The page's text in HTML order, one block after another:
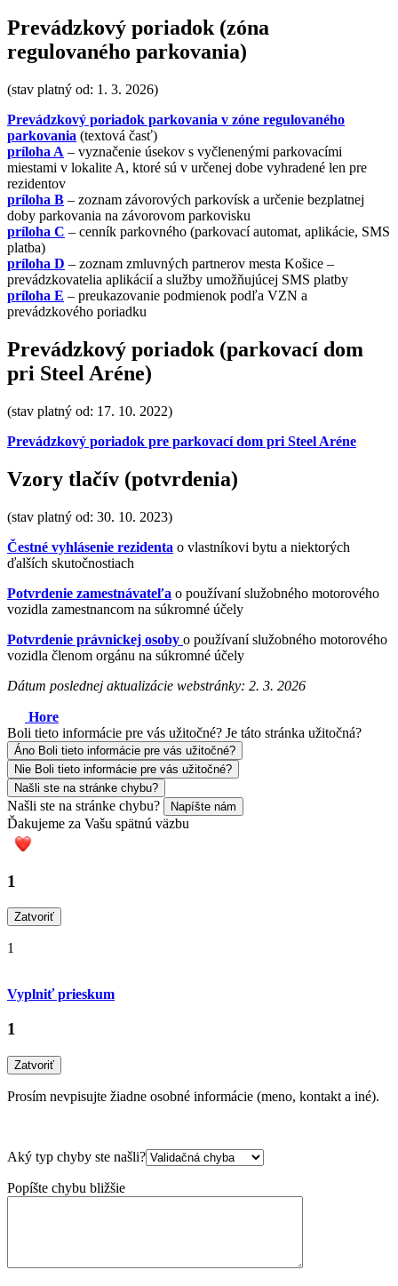
Prevádzkový poriadok (zóna
regulovaného parkovania)
(stav platný od: 1. 3. 2026)
Prevádzkový poriadok parkovania v zóne regulovaného
parkovania (textová časť)
príloha A – vyznačenie úsekov s vyčlenenými parkovacími
miestami v lokalite A, ktoré sú v určenej dobe vyhradené len pre
rezidentov
príloha B – zoznam závorových parkovísk a určenie bezplatnej
doby parkovania na závorovom parkovisku
príloha C – cenník parkovného (parkovací automat, aplikácie, SMS
platba)
príloha D – zoznam zmluvných partnerov mesta Košice –
prevádzkovatelia aplikácií a služby umožňujúcej SMS platby
príloha E – preukazovanie podmienok podľa VZN a
prevádzkového poriadku
Prevádzkový poriadok (parkovací dom
pri Steel Aréne)
(stav platný od: 17. 10. 2022)
Prevádzkový poriadok pre parkovací dom pri Steel Aréne
Vzory tlačív (potvrdenia)
(stav platný od: 30. 10. 2023)
Čestné vyhlásenie rezidenta o vlastníkovi bytu a niektorých
ďalších skutočnostiach
Potvrdenie zamestnávateľa o používaní služobného motorového
vozidla zamestnancom na súkromné účely
Potvrdenie právnickej osoby o používaní služobného motorového
vozidla členom orgánu na súkromné účely
Dátum poslednej aktualizácie webstránky: 2. 3. 2026
Hore
Boli tieto informácie pre vás užitočné? Je táto stránka užitočná?
Áno Boli tieto informácie pre vás užitočné?
Nie Boli tieto informácie pre vás užitočné?
Našli ste na stránke chybu?
Našli ste na stránke chybu? Napíšte nám
Ďakujeme za Vašu spätnú väzbu
1
Zatvoriť
1
Vyplniť prieskum
1
Zatvoriť
Prosím nevpisujte žiadne osobné informácie (meno, kontakt a iné).
Aký typ chyby ste našli?
Popíšte chybu bližšie